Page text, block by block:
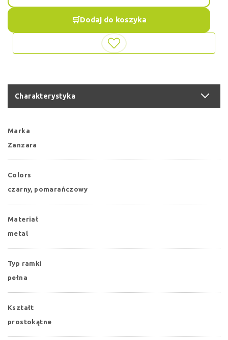
Dodaj do koszyka
Charakterystyka
Marka
Zanzara
Colors
czarny, pomarańczowy
Materiał
metal
Typ ramki
pełna
Kształt
prostokątne